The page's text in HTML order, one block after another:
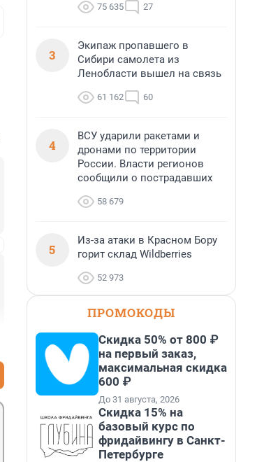
75 635 27
3
Экипаж пропавшего в
Сибири самолета из
Ленобласти вышел на связь
61 162 60
4
ВСУ ударили ракетами и
дронами по территории
России. Власти регионов
сообщили о пострадавших
58 679
5
Из-за атаки в Красном Бору
горит склад Wildberries
52 973
ПРОМОКОДЫ
Скидка 50% от 800 ₽
на первый заказ,
максимальная скидка
600 ₽
До 31 августа, 2026
Скидка 15% на
базовый курс по
фридайвингу в Санкт-
Петербурге